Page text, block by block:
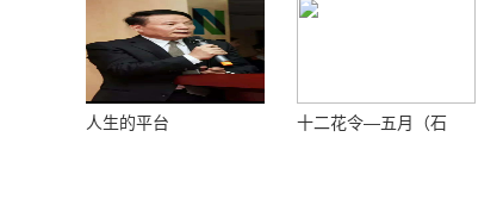
人生的平台
十二花令—五月（石